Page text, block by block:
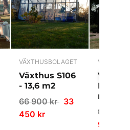
VÄXTHUSBOLAGET
Växthus S106
- 13,6 m2
66 900 kr 33
450 kr
Helene
m2
99 900
950 kr